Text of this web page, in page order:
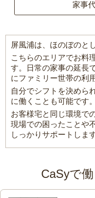
家事
屏風浦は、ほのぼのと
こちらのエリアでお料
す。日常の家事の延長
にファミリー世帯の利
自分でシフトを決めら
に働くことも可能です。
お客様宅と同じ環境で
現場での困ったことや
しっかりサポートしま
CaSyで